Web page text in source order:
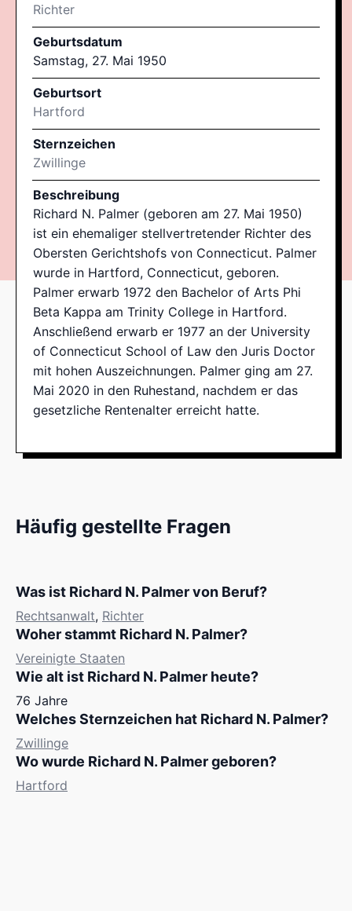
Richter
Geburtsdatum
Samstag, 27. Mai 1950
Geburtsort
Hartford
Sternzeichen
Zwillinge
Beschreibung
Richard N. Palmer (geboren am 27. Mai 1950)
ist ein ehemaliger stellvertretender Richter des
Obersten Gerichtshofs von Connecticut. Palmer
wurde in Hartford, Connecticut, geboren.
Palmer erwarb 1972 den Bachelor of Arts Phi
Beta Kappa am Trinity College in Hartford.
Anschließend erwarb er 1977 an der University
of Connecticut School of Law den Juris Doctor
mit hohen Auszeichnungen. Palmer ging am 27.
Mai 2020 in den Ruhestand, nachdem er das
gesetzliche Rentenalter erreicht hatte.
Häufig gestellte Fragen
Was ist Richard N. Palmer von Beruf?
Rechtsanwalt, Richter
Woher stammt Richard N. Palmer?
Vereinigte Staaten
Wie alt ist Richard N. Palmer heute?
76 Jahre
Welches Sternzeichen hat Richard N. Palmer?
Zwillinge
Wo wurde Richard N. Palmer geboren?
Hartford